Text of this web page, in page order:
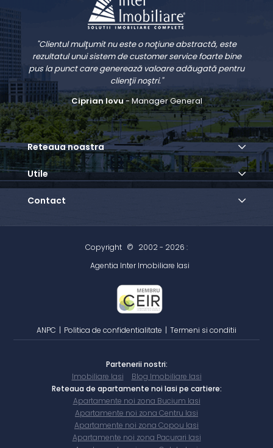
"Clientul mulţumit nu este o noţiune abstractă, este
rezultatul unui sistem de customer service foarte bine
pus la punct care generează valoare adăugată pentru
clienţii noştri."
Ciprian Iovu- Manager General
Reteaua noastra
Utile
Contact
Copyright © 2002 - 2026 :
Agentia Inter Imobiliare Iasi
ANPC | Politica de confidentialitate | Termeni si conditii
Partenerii nostri:
Imobiliare Iasi
Blog Imobiliare Iasi
Reteaua de apartamente noi Iasi pe cartiere:
Apartamente noi zona Bucium Iasi
Apartamente noi zona Centru Iasi
Apartamente noi zona Copou Iasi
Apartamente noi zona Pacurari Iasi